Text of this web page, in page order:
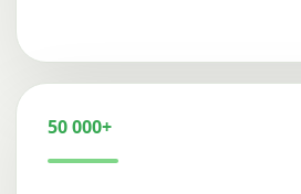
50 000+